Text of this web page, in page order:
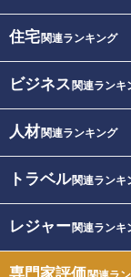
住宅関連ランキング
ビジネス 関連ランキ
人材関連ランキング
トラベル関連ランキ
レジャー関連ランキ